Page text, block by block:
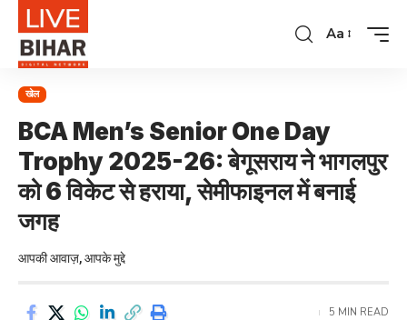
Aa
खेल
BCA Men’s Senior One Day
Trophy 2025-26: बेगूसराय ने भागलपुर
को 6 विकेट से हराया, सेमीफाइनल में बनाई
जगह
आपकी आवाज़, आपके मुद्दे
5 MIN READ